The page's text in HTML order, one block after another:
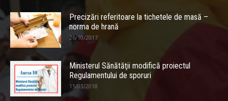
Precizări referitoare la tichetele de masă –
norma de hrană
26/10/2017
Ministerul Sănătăţii modifică proiectul
Regulamentului de sporuri
15/03/2018